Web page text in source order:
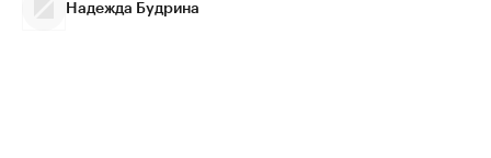
Надежда Будрина